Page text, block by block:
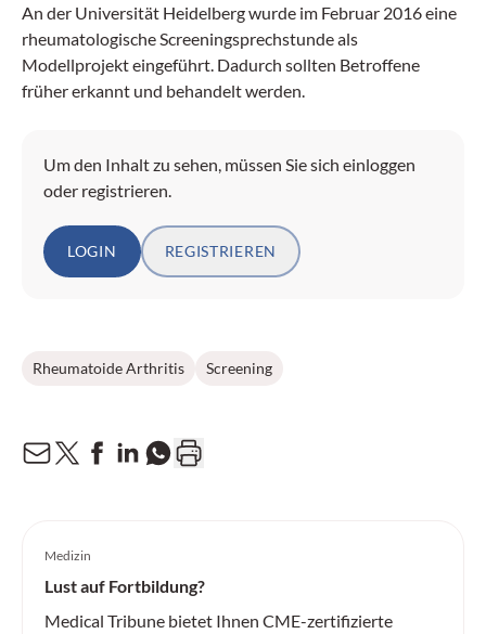
An der Universität Heidelberg wurde im Februar 2016 eine
rheumatologische Screeningsprechstunde als
Modellprojekt eingeführt. Dadurch sollten Betroffene
früher erkannt und behandelt werden.
Um den Inhalt zu sehen, müssen Sie sich einloggen
oder registrieren.
LOGIN REGISTRIEREN
Rheumatoide Arthritis Screening
Medizin
Lust auf Fortbildung?
Medical Tribune bietet Ihnen CME-zertifizierte